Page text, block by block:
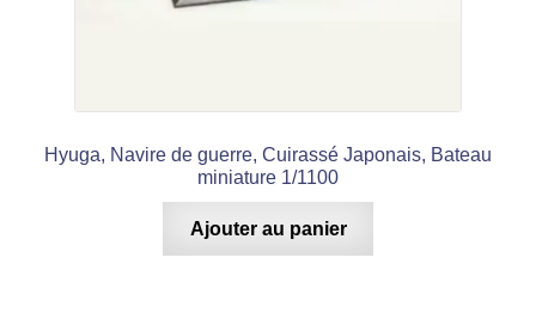
Hyuga, Navire de guerre, Cuirassé Japonais, Bateau
miniature 1/1100
Ajouter au panier